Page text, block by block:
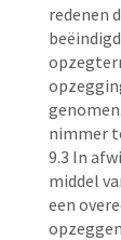
redenen
nimmer
9.3 In
middel
een